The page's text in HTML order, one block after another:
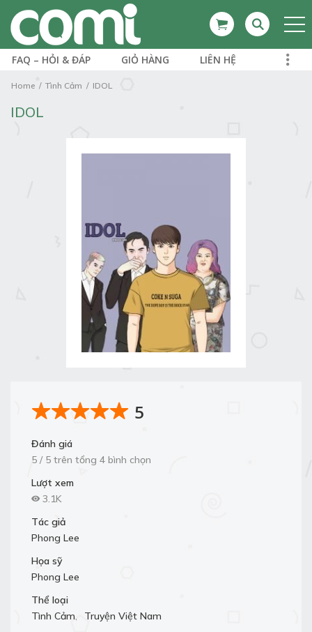
FAQ – HỎI & ĐÁP GIỎ HÀNG LIÊN HỆ
Home Tình Cảm IDOL
IDOL
5
Đánh giá
5 / 5 trên tổng 4 bình chọn
Lượt xem
3.1K
Tác giả
Phong Lee
Họa sỹ
Phong Lee
Thể loại
Tình Cảm,
Truyện Việt Nam